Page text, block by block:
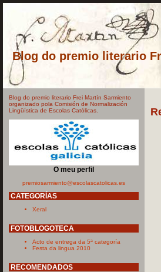
Blog do premio literario
Blog do premio literario Frei Martín Sarmiento
organizado pola Comisión de Normalización
Lingüística de Escolas Católicas.
O meu perfil
premiosarmiento@escolascatolicas.es
CATEGORÍAS
Xeral
FOTOBLOGOTECA
Acto de entrega da 5ª categoría
Festa da lingua 2010
RECOMENDADOS